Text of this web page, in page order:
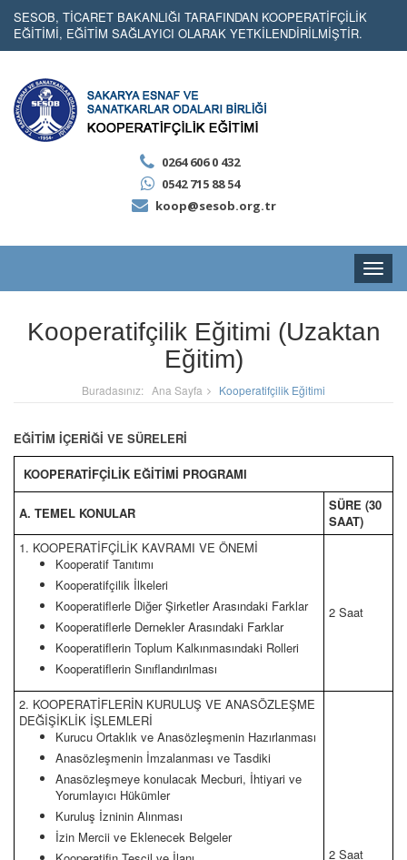
SESOB, TİCARET BAKANLIĞI TARAFINDAN KOOPERATİFÇİLİK
EĞİTİMİ, EĞİTİM SAĞLAYICI OLARAK YETKİLENDİRİLMİŞTİR.
0264 606 0 432
0542 715 88 54
koop@sesob.org.tr
Toggle
Kooperatifçilik Eğitimi (Uzaktan
Eğitim)
Buradasınız: Ana Sayfa Kooperatifçilik Eğitimi
EĞİTİM İÇERİĞİ VE SÜRELERİ
KOOPERATİFÇİLİK EĞİTİMİ PROGRAMI
A. TEMEL KONULAR
SÜRE (30
SAAT)
1. KOOPERATİFÇİLİK KAVRAMI VE ÖNEMİ
Kooperatif Tanıtımı
Kooperatifçilik İlkeleri
Kooperatiflerle Diğer Şirketler Arasındaki Farklar
Kooperatiflerle Dernekler Arasındaki Farklar
Kooperatiflerin Toplum Kalkınmasındaki Rolleri
Kooperatiflerin Sınıflandırılması
2 Saat
2. KOOPERATİFLERİN KURULUŞ VE ANASÖZLEŞME
DEĞİŞİKLİK İŞLEMLERİ
Kurucu Ortaklık ve Anasözleşmenin Hazırlanması
Anasözleşmenin İmzalanması ve Tasdiki
Anasözleşmeye konulacak Mecburi, İhtiyari ve
Yorumlayıcı Hükümler
Kuruluş İzninin Alınması
İzin Mercii ve Eklenecek Belgeler
2 Saat